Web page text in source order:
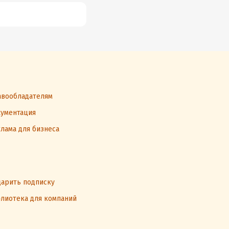
для бизнеса
подписку
для компаний